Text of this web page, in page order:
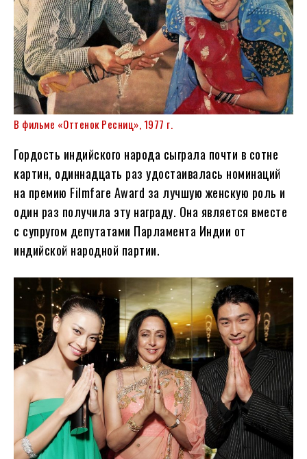
В фильме «Оттенок Ресниц», 1977 г.
Гордость индийского народа сыграла почти в сотне
картин, одиннадцать раз удостаивалась номинаций
на премию Filmfare Award за лучшую женскую роль и
один раз получила эту награду. Она является вместе
с супругом депутатами Парламента Индии от
индийской народной партии.